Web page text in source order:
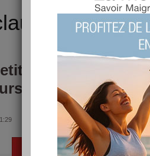
feuilleton
« positif ».